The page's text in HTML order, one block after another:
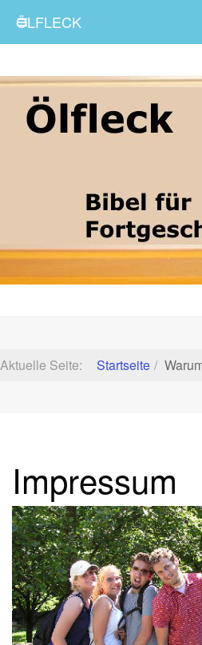
ÖLFLECK
Aktuelle Seite: Startseite
Impressum